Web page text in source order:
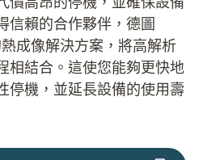
信賴的合作夥伴，德圖
成像解決方案，將高解析
相結合。這使您能夠更快地
停機，並延長設備的使用壽